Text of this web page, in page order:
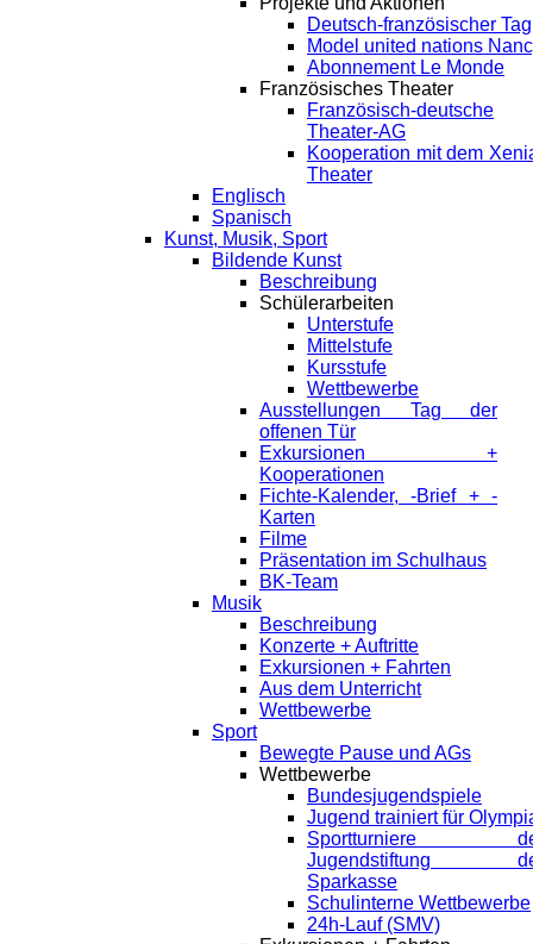
Deutsch-französischer Tag
Model united nations
Abonnement Le Monde
Französisches Theater
Französisch-deutsche
Theater-AG
Kooperation mit dem
Theater
Englisch
Spanisch
Kunst, Musik, Sport
Bildende Kunst
Beschreibung
Schülerarbeiten
Unterstufe
Mittelstufe
Kursstufe
Wettbewerbe
Ausstellungen Tag der
offenen Tür
Exkursionen +
Kooperationen
Fichte-Kalender, -Brief + -
Karten
Filme
Präsentation im Schulhaus
BK-Team
Musik
Beschreibung
Konzerte + Auftritte
Exkursionen + Fahrten
Aus dem Unterricht
Wettbewerbe
Sport
Bewegte Pause und AGs
Wettbewerbe
Bundesjugendspiele
Jugend trainiert für
Sportturniere
Jugendstiftung
Sparkasse
Schulinterne Wettbewerbe
24h-Lauf (SMV)